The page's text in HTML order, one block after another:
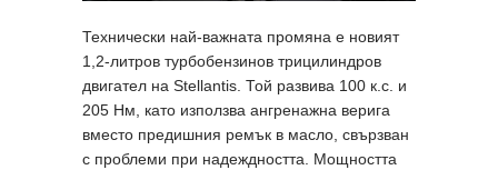
Технически най-важната промяна е новият
1,2-литров турбобензинов трицилиндров
двигател на Stellantis. Той развива 100 к.с. и
205 Нм, като използва ангренажна верига
вместо предишния ремък в масло, свързван
с проблеми при надеждността. Мощността